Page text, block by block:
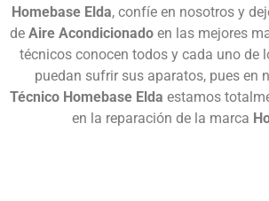
Homebase Elda, confíe en nosotros y
de Aire Acondicionadoen las mejores
técnicos conocen todos y cada uno de
puedan sufrir sus aparatos, pues en
Técnico Homebase Elda estamos
en la reparación de la marca